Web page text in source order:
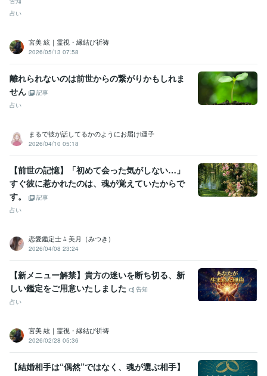
占い
宮美 絃｜霊視・縁結び祈祷
2026/05/13 07:58
離れられないのは前世からの繋がりかもしれま
せん
記事
占い
まるで彼が話してるかのようにお届けl運子
2026/04/10 05:18
【前世の記憶】「初めて会った気がしない…」
すぐ彼に惹かれたのは、魂が覚えていたからで
す。
記事
占い
恋愛鑑定士 ⁂ 美月（みつき）
2026/04/08 23:24
【新メニュー解禁】貴方の迷いを断ち切る、新
しい鑑定をご用意いたしました
告知
占い
宮美 絃｜霊視・縁結び祈祷
2026/02/28 05:36
【結婚相手は“偶然”ではなく、魂が選ぶ相手】